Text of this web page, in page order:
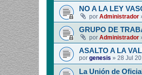
NO A LA LEY
por Administrador
GRUPO DE
por Administrador
ASALTO A LA
por genesis » 28 Jul
La Unión de